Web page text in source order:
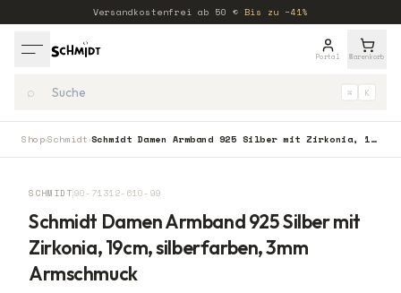
Versandkostenfrei ab 50 € Bis zu −41%
Portal Warenkorb
⌕ ⌘ K
Shop›Schmidt › Schmidt Damen Armband 925 Silber mit Zirkonia, 19cm, silberfarben, 3mm Armschmuck
SCHMIDT 90-71312-610-99
Schmidt Damen Armband 925 Silber mit
Zirkonia, 19cm, silberfarben, 3mm
Armschmuck